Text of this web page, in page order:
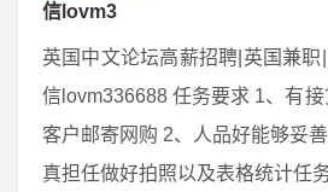
信lovm3
英国中文论坛高薪招聘|英国兼
信lovm336688 任务要求 1、有
客户邮寄网购 2、人品好能够妥
真担任做好拍照以及表格统计任